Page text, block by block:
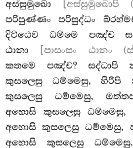
අස්සුමුඛො
[අස්සුමුඛොපි
පරිපුණ්ණං පරිසුද්ධං
දිට්ඨෙව ධම්මෙ පඤ්ච
ඨානා
[පාසංසං ඨානං
කතමෙ පඤ්ච? සද්ධාපි
කුසලෙසු ධම්මෙසු, හිරීපි
කුසලෙසු ධම්මෙසු,
අහොසි කුසලෙසු ධම්මෙසු,
අහොසි කුසලෙසු ධම්මෙසු,
අහොසි කුසලෙසු